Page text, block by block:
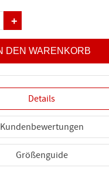
Details
Kundenbewertungen
Größenguide